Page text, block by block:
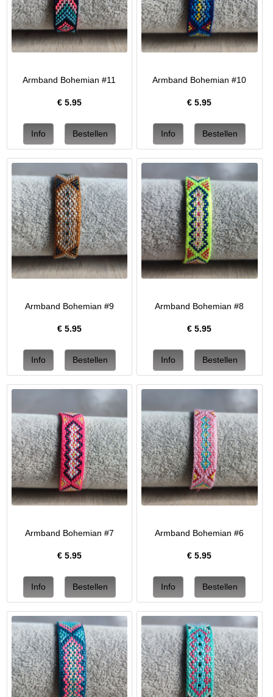
Armband Bohemian #11
€ 5.95
Armband Bohemian #10
€5.95
Armband Bohemian #9
€ 5.95
Armband Bohemian #8
€5.95
Armband Bohemian #7
€ 5.95
Armband Bohemian #6
€5.95